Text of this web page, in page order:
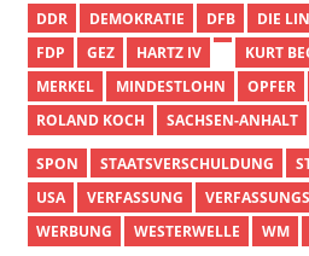
DDR
DEMOKRATIE DFB DIE
FDP
GEZ HARTZ IV KURT
MERKEL
MINDESTLOHN OPFER
ROLAND KOCH
SACHSEN-ANHALT
SPON
STAATSVERSCHULDUNG
USA
VERFASSUNG
WERBUNG
WESTERWELLE WM